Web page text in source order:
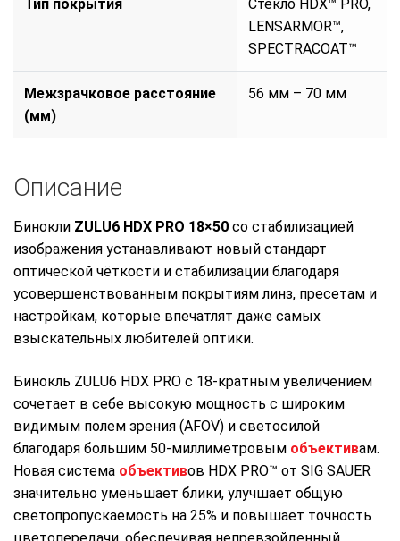
Тип покрытия
Стекло HDX™ PRO,
LENSARMOR™,
SPECTRACOAT™
Межзрачковое расстояние
(мм)
56 мм – 70 мм
Описание
Бинокли ZULU6 HDX PRO 18×50 со стабилизацией
изображения устанавливают новый стандарт
оптической чёткости и стабилизации благодаря
усовершенствованным покрытиям линз, пресетам и
настройкам, которые впечатлят даже самых
взыскательных любителей оптики.
Бинокль ZULU6 HDX PRO с 18-кратным увеличением
сочетает в себе высокую мощность с широким
видимым полем зрения (AFOV) и светосилой
благодаря большим 50-миллиметровым объективам.
Новая система объективов HDX PRO™ от SIG SAUER
значительно уменьшает блики, улучшает общую
светопропускаемость на 25% и повышает точность